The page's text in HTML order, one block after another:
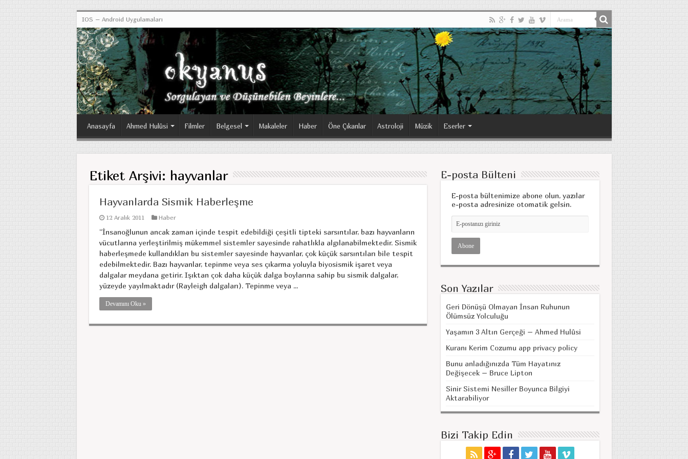
IOS – Android Uygulamaları
Anasayfa Ahmed Hulûsi Filmler Belgesel Makaleler Haber Öne Çıkanlar Astroloji Müzik Eserler
Etiket Arşivi: hayvanlar
Hayvanlarda Sismik Haberleşme
12 Aralık 2011 Haber
“İnsanoğlunun ancak zaman içinde tespit edebildiği çeşitli tipteki sarsıntılar, bazı hayvanların
vücutlarına yerleştirilmiş mükemmel sistemler sayesinde rahatlıkla algılanabilmektedir. Sismik
haberleşmede kullandıkları bu sistemler sayesinde hayvanlar, çok küçük sarsıntıları bile tespit
edebilmektedir. Bazı hayvanlar, tepinme veya ses çıkarma yoluyla biyosismik işaret veya
dalgalar meydana getirir. Işıktan çok daha küçük dalga boylarına sahip bu sismik dalgalar,
yüzeyde yayılmaktadır (Rayleigh dalgaları). Tepinme veya ...
Devamını Oku »
E-posta Bülteni
E-posta bültenimize abone olun, yazılar
e-posta adresinize otomatik gelsin.
Son Yazılar
Geri Dönüşü Olmayan İnsan Ruhunun
Ölümsüz Yolculuğu
Yaşamın 3 Altın Gerçeği – Ahmed Hulûsi
Kuranı Kerim Cozumu app privacy policy
Bunu anladığınızda Tüm Hayatınız
Değişecek – Bruce Lipton
Sinir Sistemi Nesiller Boyunca Bilgiyi
Aktarabiliyor
Bizi Takip Edin